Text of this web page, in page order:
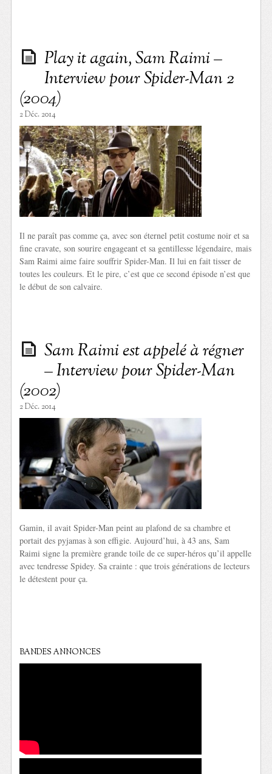
Play it again, Sam Raimi –
Interview pour Spider-Man 2
(2004)
2 Déc. 2014
Il ne paraît pas comme ça, avec son éternel petit costume noir et sa
fine cravate, son sourire engageant et sa gentillesse légendaire, mais
Sam Raimi aime faire souffrir Spider-Man. Il lui en fait tisser de
toutes les couleurs. Et le pire, c’est que ce second épisode n’est que
le début de son calvaire.
Sam Raimi est appelé à régner
– Interview pour Spider-Man
(2002)
2 Déc. 2014
Gamin, il avait Spider-Man peint au plafond de sa chambre et
portait des pyjamas à son effigie. Aujourd’hui, à 43 ans, Sam
Raimi signe la première grande toile de ce super-héros qu’il appelle
avec tendresse Spidey. Sa crainte : que trois générations de lecteurs
le détestent pour ça.
BANDES ANNONCES